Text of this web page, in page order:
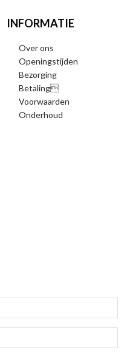
INFORMATIE
Over ons
Openingstijden
Bezorging
Betaling
Voorwaarden
Onderhoud